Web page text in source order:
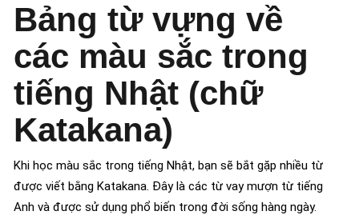
Bảng từ vựng về
các màu sắc trong
tiếng Nhật (chữ
Katakana)
Khi học màu sắc trong tiếng Nhật, bạn sẽ bắt gặp nhiều từ
được viết bằng Katakana. Đây là các từ vay mượn từ tiếng
Anh và được sử dụng phổ biến trong đời sống hàng ngày.